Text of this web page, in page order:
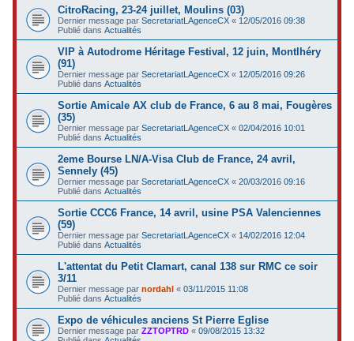
CitroRacing, 23-24 juillet, Moulins (03)
Dernier message parSecretariatLAgenceCX « 12/05/2016 09:38
Publié dansActualités
VIP à Autodrome Héritage Festival, 12 juin, Montlhéry
(91)
Dernier message parSecretariatLAgenceCX « 12/05/2016 09:26
Publié dansActualités
Sortie Amicale AX club de France, 6 au 8 mai, Fougères
(35)
Dernier message parSecretariatLAgenceCX «02/04/2016 10:01
Publié dansActualités
2eme Bourse LN/A-Visa Club de France, 24 avril,
Sennely (45)
Dernier message parSecretariatLAgenceCX «20/03/2016 09:16
Publié dansActualités
Sortie CCC6 France, 14 avril, usine PSA Valenciennes
(59)
Dernier message parSecretariatLAgenceCX « 14/02/2016 12:04
Publié dansActualités
L'attentat du Petit Clamart, canal 138 sur RMC ce soir
3/11
Dernier message parnordahl «03/11/2015 11:08
Publié dansActualités
Expo de véhicules anciens St Pierre Eglise
Dernier message parZZTOPTRD «09/08/2015 13:32